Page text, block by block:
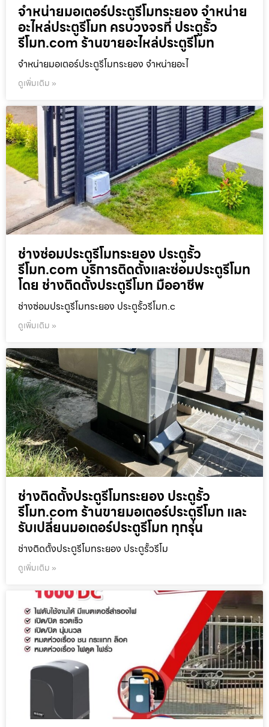
จำหน่ายมอเตอร์ประตูรีโมทระยอง จำหน่าย
อะไหล่ประตูรีโมท ครบวงจรที่ ประตูรั้ว
รีโมท.com ร้านขายอะไหล่ประตูรีโมท
จำหน่ายมอเตอร์ประตูรีโมทระยอง จำหน่ายอะไ
ดูเพิ่มเติม »
ช่างซ่อมประตูรีโมทระยอง ประตูรั้ว
รีโมท.com บริการติดตั้งและซ่อมประตูรีโมท
โดย ช่างติดตั้งประตูรีโมท มืออาชีพ
ช่างซ่อมประตูรีโมทระยอง ประตูรั้วรีโมท.c
ดูเพิ่มเติม »
ช่างติดตั้งประตูรีโมทระยอง ประตูรั้ว
รีโมท.com ร้านขายมอเตอร์ประตูรีโมท และ
รับเปลี่ยนมอเตอร์ประตูรีโมท ทุกรุ่น
ช่างติดตั้งประตูรีโมทระยอง ประตูรั้วรีโม
ดูเพิ่มเติม »